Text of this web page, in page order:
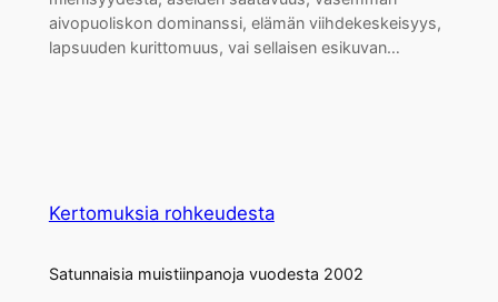
aivopuoliskon dominanssi, elämän viihdekeskeisyys,
lapsuuden kurittomuus, vai sellaisen esikuvan…
Kertomuksia rohkeudesta
Satunnaisia muistiinpanoja vuodesta 2002